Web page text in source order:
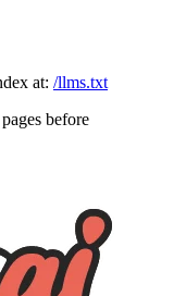
at: /llms.txt
before